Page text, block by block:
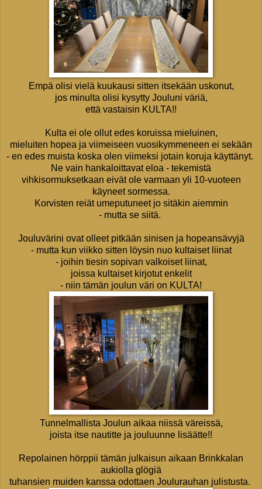
Empä olisi vielä kuukausi sitten itsekään uskonut,
jos minulta olisi kysytty Jouluni väriä,
että vastaisin KULTA!!
Kulta ei ole ollut edes koruissa mieluinen,
mieluiten hopea ja viimeiseen vuosikymmeneen ei sekään
- en edes muista koska olen viimeksi jotain koruja käyttänyt.
Ne vain hankaloittavat eloa - tekemistä
vihkisormuksetkaan eivät ole varmaan yli 10-vuoteen
käyneet sormessa.
Korvisten reiät umeputuneet jo sitäkin aiemmin
- mutta se siitä.
Jouluvärini ovat olleet pitkään sinisen ja hopeansävyjä
- mutta kun viikko sitten löysin nuo kultaiset liinat
- joihin tiesin sopivan valkoiset liinat,
joissa kultaiset kirjotut enkelit
- niin tämän joulun väri on KULTA!
Tunnelmallista Joulun aikaa niissä väreissä,
joista itse nautitte ja jouluunne lisäätte!!
Repolainen hörppii tämän julkaisun aikaan Brinkkalan
aukiolla glögiä
tuhansien muiden kanssa odottaen Joulurauhan julistusta.